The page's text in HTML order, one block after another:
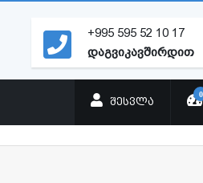
+995 595 52 10 17
დაგვიკავშირდით
ᲨᲔᲡᲕᲚᲐ
0